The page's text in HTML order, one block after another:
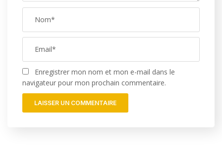
Enregistrer mon nom et mon e-mail dans le
navigateur pour mon prochain commentaire.